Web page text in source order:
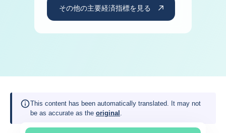
その他の主要経済指標を見る
This content has been automatically translated. It may not
be as accurate as the original .